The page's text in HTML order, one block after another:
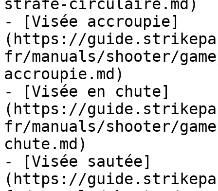
strafe-circulaire.md)
- [Visée accroupie]
(https://
fr/manuals/shooter/
accroupie.md)
- [Visée en chute]
(https://
fr/manuals/shooter/
chute.md)
- [Visée sautée]
(https://